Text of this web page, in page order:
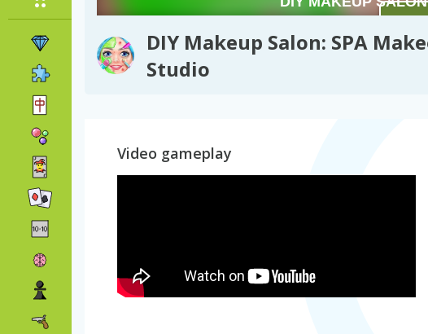
DIY Makeup Salon: SPA
Studio
Video gameplay